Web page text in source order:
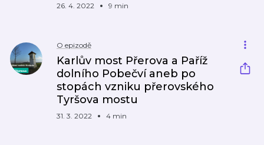
26. 4. 2022 9 min
O epizodě
Karlův most Přerova a Paříž
dolního Pobečví aneb po
stopách vzniku přerovského
Tyršova mostu
31. 3. 2022 4 min